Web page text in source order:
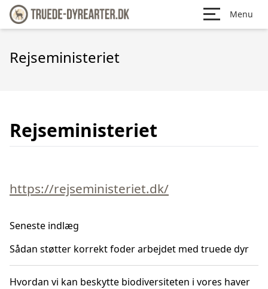
Menu
Rejseministeriet
Rejseministeriet
https://rejseministeriet.dk/
Seneste indlæg
Sådan støtter korrekt foder arbejdet med truede dyr
Hvordan vi kan beskytte biodiversiteten i vores haver